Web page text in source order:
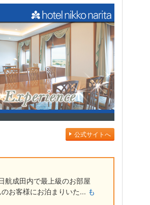
公式サイトへ
成田内で最上級のお部屋
お客様にお泊まりいた... も